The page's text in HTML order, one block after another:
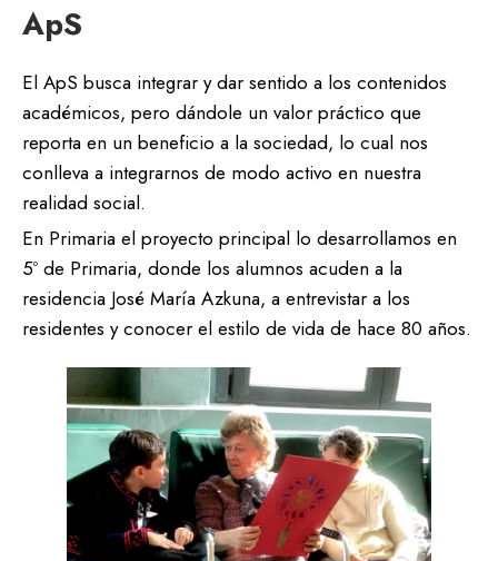
ApS​
El ApS busca integrar y dar sentido a los contenidos
académicos, pero dándole un valor práctico que
reporta en un beneficio a la sociedad, lo cual nos
conlleva a integrarnos de modo activo en nuestra
realidad social.
En Primaria el proyecto principal lo desarrollamos en
5º de Primaria, donde los alumnos acuden a la
residencia José María Azkuna, a entrevistar a los
residentes y conocer el estilo de vida de hace 80 años.